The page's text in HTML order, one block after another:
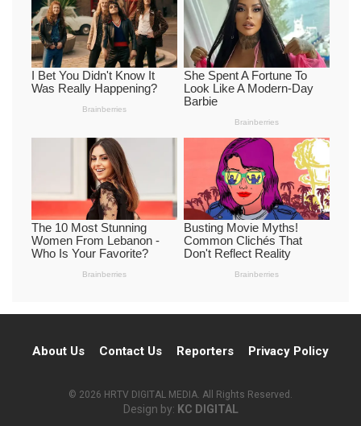
About Us Contact Us Reporters Privacy Policy
© 2026 HRTV DIGITAL MEDIA. All Rights Reserved.
Design by: KC DIGITAL